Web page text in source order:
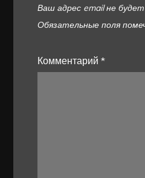
Ваш адрес email не будет
Обязательные поля
Комментарий*